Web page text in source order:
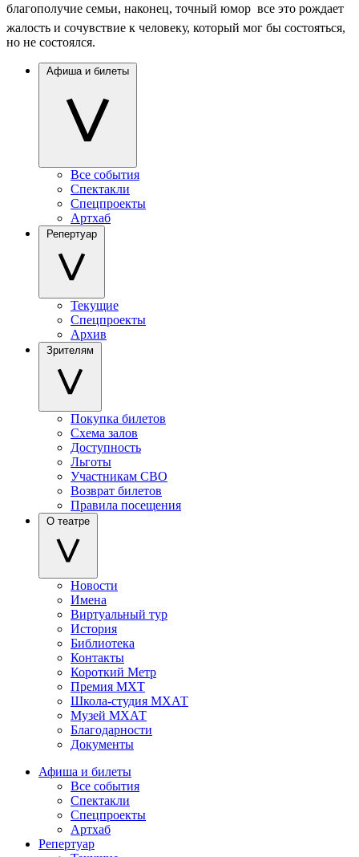
благополучие семьи, наконец, точный юмор  все это рождает
жалость и сочувствие к человеку, который мог бы состояться,
но не состоялся.
Афиша и билеты
Все события
Спектакли
Спецпроекты
Артхаб
Репертуар
Текущие
Спецпроекты
Архив
Зрителям
Покупка билетов
Схема залов
Доступность
Льготы
Участникам СВО
Возврат билетов
Правила посещения
О театре
Новости
Имена
Виртуальный тур
История
Библиотека
Контакты
Короткий Метр
Премия МХТ
Школа-студия МХАТ
Музей МХАТ
Благодарности
Документы
Афиша и билеты
Все события
Спектакли
Спецпроекты
Артхаб
Репертуар